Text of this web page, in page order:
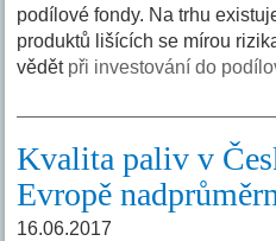
podílové fondy. Na trhu
produktů lišících se mírou
vědět při investování do
Kvalita paliv v
Evropě
16.06.2017